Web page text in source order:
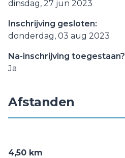
dinsdag, 27 jun 2023
Inschrijving gesloten:
donderdag, 03 aug 2023
Na-inschrijving toegestaan?
Ja
Afstanden
4,50 km